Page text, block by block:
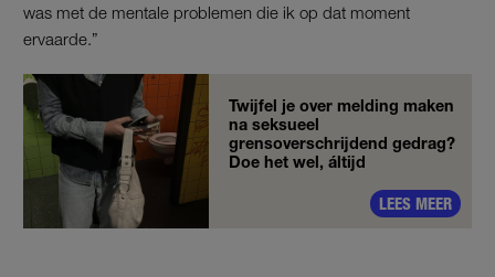
was met de mentale problemen die ik op dat moment
ervaarde.”
Twijfel je over melding maken
na seksueel
grensoverschrijdend gedrag?
Doe het wel, áltijd
LEES MEER